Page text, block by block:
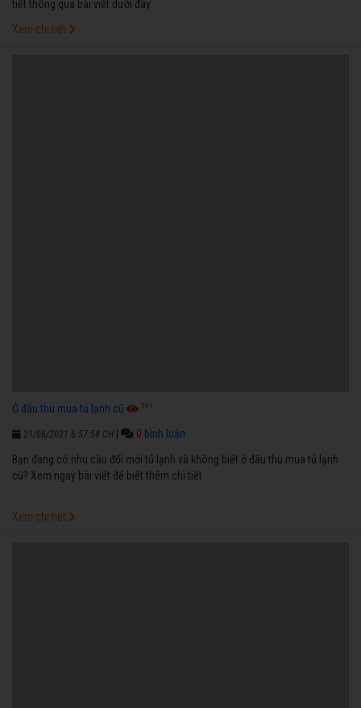
tiết thông qua bài viết dưới đây.
Xem chi tiết
Ở đâu thu mua tủ lạnh cũ 591
21/06/2021 6:57:58 CH 0 bình luận
Bạn đang có nhu cầu đổi mới tủ lạnh và không biết ở đâu thu mua tủ lạnh
cũ? Xem ngay bài viết để biết thêm chi tiết
Xem chi tiết